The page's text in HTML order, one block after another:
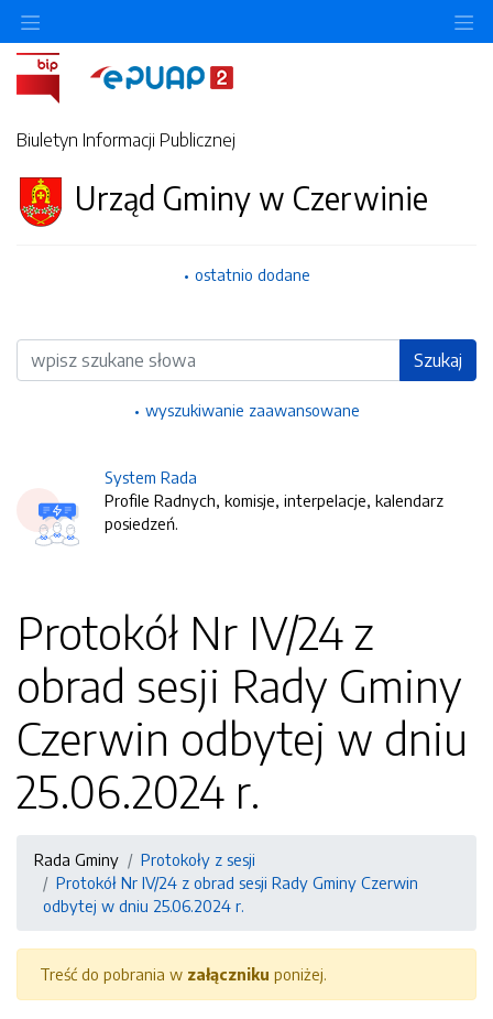
Biuletyn Informacji Publicznej
Urząd Gminy w Czerwinie
ostatnio dodane
Wyszukiwarka Szukaj
wyszukiwanie zaawansowane
System Rada
Profile Radnych, komisje, interpelacje, kalendarz
posiedzeń.
Protokół Nr IV/24 z
obrad sesji Rady Gminy
Czerwin odbytej w dniu
25.06.2024 r.
Rada Gminy
Protokoły z sesji
Protokół Nr IV/24 z obrad sesji Rady Gminy Czerwin
odbytej w dniu 25.06.2024 r.
Treść do pobrania w załączniku poniżej.